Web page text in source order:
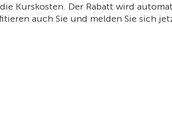
Kurskosten. Der Rabatt wird
auch Sie und melden Sie sich